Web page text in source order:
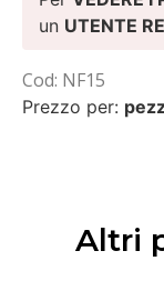
un UTENTE
Cod: NF15
Prezzo per:
Altri